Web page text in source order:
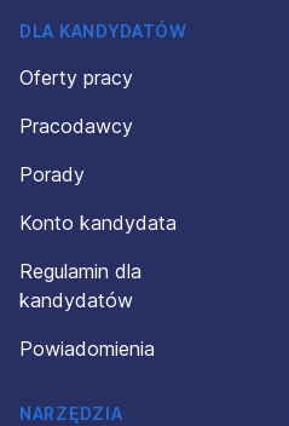
DLA KANDYDATÓW
Oferty pracy
Pracodawcy
Porady
Konto kandydata
Regulamin dla
kandydatów
Powiadomienia
NARZĘDZIA